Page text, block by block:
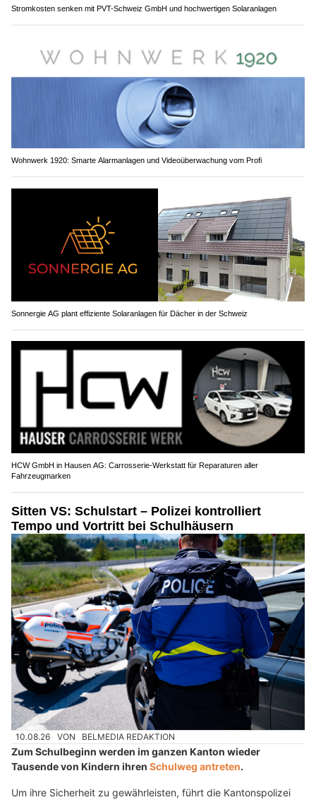
Stromkosten senken mit PVT-Schweiz GmbH und hochwertigen Solaranlagen
Wohnwerk 1920: Smarte Alarmanlagen und Videoüberwachung vom Profi
Sonnergie AG plant effiziente Solaranlagen für Dächer in der Schweiz
HCW GmbH in Hausen AG: Carrosserie‑Werkstatt für Reparaturen aller
Fahrzeugmarken
Sitten VS: Schulstart – Polizei kontrolliert
Tempo und Vortritt bei Schulhäusern
10.08.26 VON BELMEDIA REDAKTION
Zum Schulbeginn werden im ganzen Kanton wieder
Tausende von Kindern ihren Schulweg antreten.
Um ihre Sicherheit zu gewährleisten, führt die Kantonspolizei